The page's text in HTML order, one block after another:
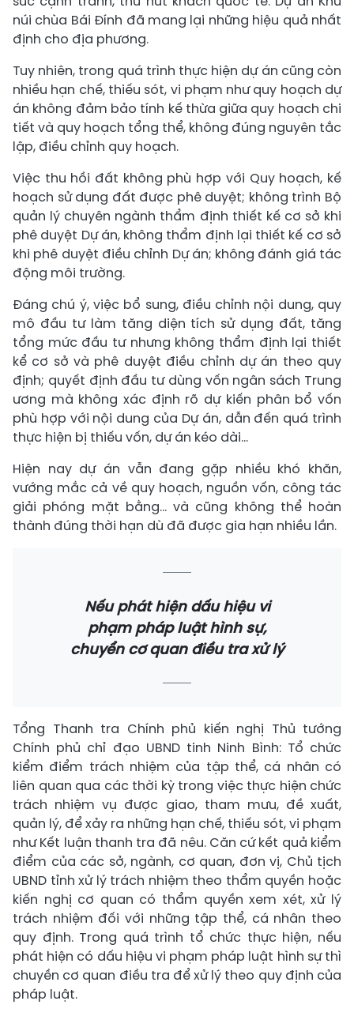
núi chùa Bái Đính đã mang lại những hiệu quả nhất
định cho địa phương.
Tuy nhiên, trong quá trình thực hiện dự án cũng còn
nhiều hạn chế, thiếu sót, vi phạm như quy hoạch dự
án không đảm bảo tính kế thừa giữa quy hoạch chi
tiết và quy hoạch tổng thể, không đúng nguyên tắc
lập, điều chỉnh quy hoạch.
Việc thu hồi đất không phù hợp với Quy hoạch, kế
hoạch sử dụng đất được phê duyệt; không trình Bộ
quản lý chuyên ngành thẩm định thiết kế cơ sở khi
phê duyệt Dự án, không thẩm định lại thiết kế cơ sở
khi phê duyệt điều chỉnh Dự án; không đánh giá tác
động môi trường.
Đáng chú ý, việc bổ sung, điều chỉnh nội dung, quy
mô đầu tư làm tăng diện tích sử dụng đất, tăng
tổng mức đầu tư nhưng không thẩm định lại thiết
kể cơ sở và phê duyệt điều chỉnh dự án theo quy
định; quyết định đầu tư dùng vốn ngân sách Trung
ương mà không xác định rõ dự kiến phân bổ vốn
phù hợp với nội dung của Dự án, dẫn đến quá trình
thực hiện bị thiếu vốn, dự án kéo dài...
Hiện nay dự án vẫn đang gặp nhiều khó khăn,
vướng mắc cả về quy hoạch, nguồn vốn, công tác
giải phóng mặt bằng... và cũng không thể hoàn
thành đúng thời hạn dù đã được gia hạn nhiều lần.
Nếu phát hiện dấu hiệu vi
phạm pháp luật hình sự,
chuyển cơ quan điều tra xử lý
Tổng Thanh tra Chính phủ kiến nghị Thủ tướng
Chính phủ chỉ đạo UBND tinh Ninh Bình: Tổ chức
kiểm điểm trách nhiệm của tập thể, cá nhân có
liên quan qua các thời kỳ trong việc thực hiện chức
trách nhiệm vụ được giao, tham mưu, đề xuất,
quản lý, để xảy ra những hạn chế, thiếu sót, vi phạm
như Kết luận thanh tra đã nêu. Căn cứ kết quả kiểm
điểm của các sở, ngành, cơ quan, đơn vị, Chủ tịch
UBND tỉnh xử lý trách nhiệm theo thẩm quyền hoặc
kiến nghị cơ quan có thẩm quyền xem xét, xử lý
trách nhiệm đối với những tập thể, cá nhân theo
quy định. Trong quá trình tổ chức thực hiện, nếu
phát hiện có dấu hiệu vi phạm pháp luật hình sự thì
chuyền cơ quan điều tra để xử lý theo quy định của
pháp luật.